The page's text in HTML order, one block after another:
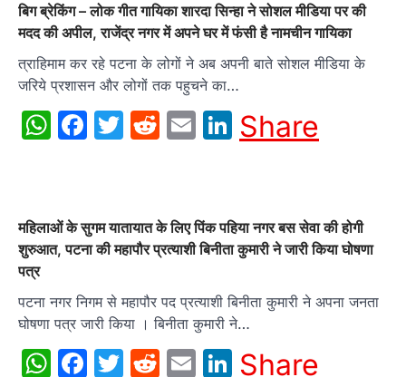
बिग ब्रेकिंग – लोक गीत गायिका शारदा सिन्हा ने सोशल मीडिया पर की
मदद की अपील, राजेंद्र नगर में अपने घर में फंसी है नामचीन गायिका
त्राहिमाम कर रहे पटना के लोगों ने अब अपनी बाते सोशल मीडिया के
जरिये प्रशासन और लोगों तक पहुचने का…
WhatsApp
Facebook
Twitter
Reddit
EmailLinkedIn
Share
महिलाओं के सुगम यातायात के लिए पिंक पहिया नगर बस सेवा की होगी
शुरुआत, पटना की महापौर प्रत्याशी बिनीता कुमारी ने जारी किया घोषणा
पत्र
पटना नगर निगम से महापौर पद प्रत्याशी बिनीता कुमारी ने अपना जनता
घोषणा पत्र जारी किया । बिनीता कुमारी ने…
WhatsApp
Facebook
Twitter
Reddit
EmailLinkedIn
Share